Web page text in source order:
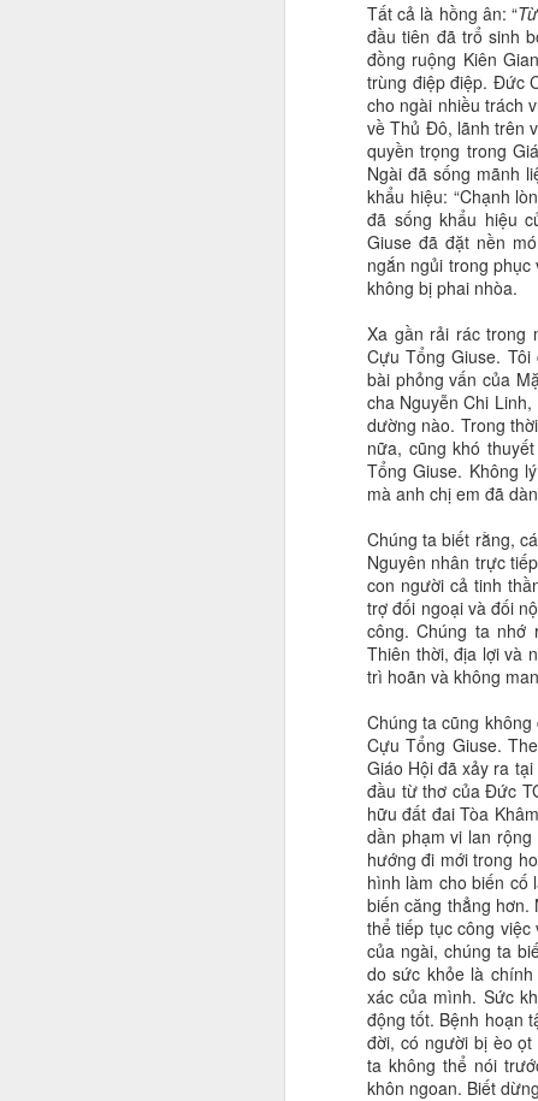
Tất cả là hồng ân: “
đầu tiên đã trổ sinh
đồng ruộng Kiên
trùng điệp điệp. Đức
cho ngài nhiều trách
về Thủ Đô, lãnh trên
quyền trọng trong
Ngài đã sống mãnh
khẩu hiệu: “Chạnh
đã sống khẩu hiệu
Giuse đã đặt nền
ngắn ngủi trong
không bị phai nhòa.
Xa gần rải rác trong
Cựu Tổng Giuse.
bài phỏng vấn của
cha Nguyễn Chi
dường nào. Trong
nữa, cũng khó
Tổng Giuse. Không
mà anh chị em đã
Chúng ta biết rằng,
Nguyên nhân trực
con người cả tinh
trợ đối ngoại và đối
công. Chúng ta nhớ
Thiên thời, địa lợi và
trì hoãn và không
Chúng ta cũng
Cựu Tổng Giuse.
Giáo Hội đã xảy ra
đầu từ thơ của Đức
hữu đất đai Tòa
dần phạm vi lan
hướng đi mới trong
hình làm cho biến cố
biến căng thẳng
thể tiếp tục công
của ngài, chúng ta
do sức khỏe là
xác của mình. Sức
động tốt. Bệnh hoạn
đời, có người bị èo
ta không thể nói
khôn ngoan. Biết